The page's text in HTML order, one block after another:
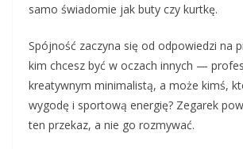
samo świadomie jak buty czy kurtkę.
Spójność zaczyna się od odpowiedzi na
kim chcesz być w oczach innych —
kreatywnym minimalistą, a może kimś,
wygodę i sportową energię? Zegarek
ten przekaz, a nie go rozmywać.